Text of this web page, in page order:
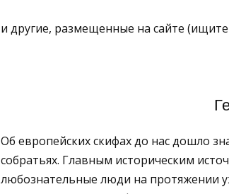
и другие, размещенные на сайте
Об европейских скифах до нас дошло
собратьях. Главным историческим
любознательные люди на протяжении